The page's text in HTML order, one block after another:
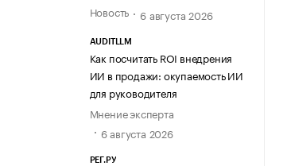
Новость
6 августа 2026
AUDITLLM
Как посчитать ROI внедрения
ИИ в продажи: окупаемость ИИ
для руководителя
Мнение эксперта
6 августа 2026
РЕГ.РУ